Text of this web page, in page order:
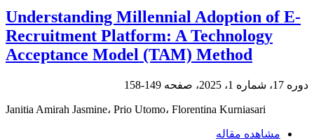
Understanding Millennial Adoption of E-
Recruitment Platform: A Technology
Acceptance Model (TAM) Method
دوره 17، شماره 1، 2025، صفحه 149-158
Janitia Amirah Jasmine، Prio Utomo، Florentina Kurniasari
مشاهده مقاله